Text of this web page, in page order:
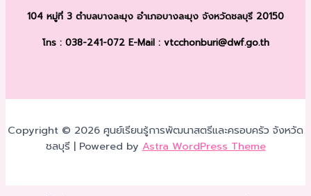
104 หมู่ที่ 3 ตำบลบางละมุง อำเภอบางละมุง จังหวัดชลบุรี 20150
โทร : 038-241-072 E-Mail : vtcchonburi@dwf.go.th
Copyright © 2026 ศูนย์เรียนรู้การพัฒนาสตรีและครอบครัว จังหวัด
ชลบุรี | Powered byAstra WordPress Theme